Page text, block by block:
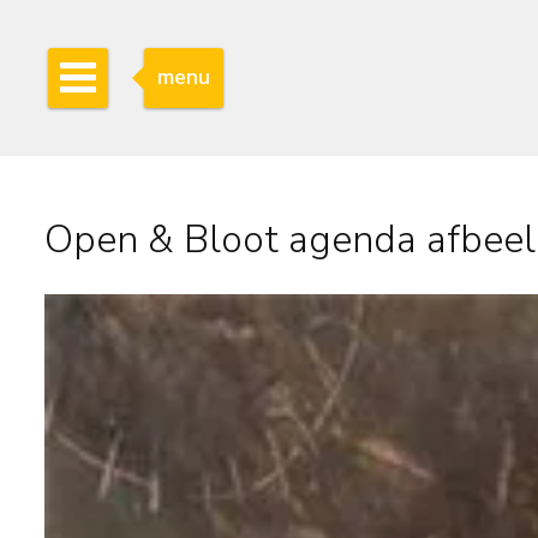
menu
Open & Bloot agenda